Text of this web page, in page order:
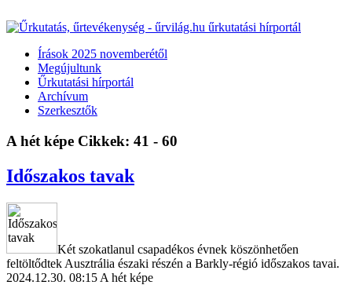
Írások 2025 novemberétől
Megújultunk
Űrkutatási hírportál
Archívum
Szerkesztők
A hét képe Cikkek: 41 - 60
Időszakos tavak
Két szokatlanul csapadékos évnek köszönhetően
feltöltődtek Ausztrália északi részén a Barkly-régió időszakos tavai.
2024.12.30. 08:15 A hét képe